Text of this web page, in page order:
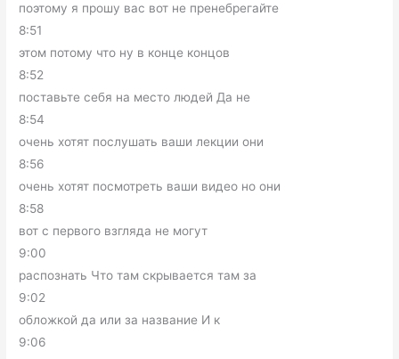
поэтому я прошу вас вот не пренебрегайте
8:51
этом потому что ну в конце концов
8:52
поставьте себя на место людей Да не
8:54
очень хотят послушать ваши лекции они
8:56
очень хотят посмотреть ваши видео но они
8:58
вот с первого взгляда не могут
9:00
распознать Что там скрывается там за
9:02
обложкой да или за название И к
9:06